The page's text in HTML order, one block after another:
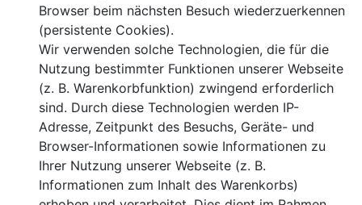
Browser beim nächsten Besuch wiederzuerkennen
(persistente Cookies).
Wir verwenden solche Technologien, die für die
Nutzung bestimmter Funktionen unserer Webseite
(z. B. Warenkorbfunktion) zwingend erforderlich
sind. Durch diese Technologien werden IP-
Adresse, Zeitpunkt des Besuchs, Geräte- und
Browser-Informationen sowie Informationen zu
Ihrer Nutzung unserer Webseite (z. B.
Informationen zum Inhalt des Warenkorbs)